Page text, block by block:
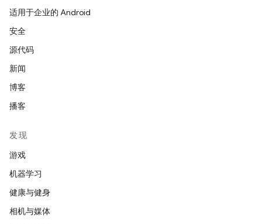
适用于企业的 Android
安全
源代码
新闻
博客
播客
发现
游戏
机器学习
健康与健身
相机与媒体